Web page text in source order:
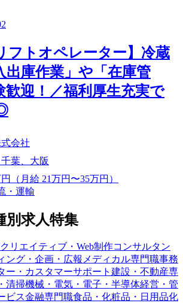
フトオペレーター】冷蔵
出庫作業」や「在庫管
歓迎！／福利厚生充実で
会社
葉、大阪
（月給 21万円〜35万円）
・運輸
別求人特集
クリエイティブ・Web制作コンサルタン
ング・企画・広報 メディカル専門職事務
ー・カスタマーサポート 建設・不動産専
清掃機械・電気・電子・半導体経営・管
ビス金融専門職食品・化粧品・日用品化